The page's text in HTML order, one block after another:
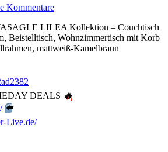
Kommentare
LILEA Kollektion – Couchtisch
Beistelltisch, Wohnzimmertisch mit Korb
mattweiß-Kamelbraun
DEALS 🔥
⬅️
Live.de/